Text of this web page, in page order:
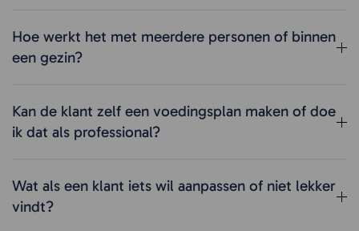
Hoe werkt het met meerdere personen of binnen
een gezin?
Kan de klant zelf een voedingsplan maken of doe
ik dat als professional?
Wat als een klant iets wil aanpassen of niet lekker
vindt?